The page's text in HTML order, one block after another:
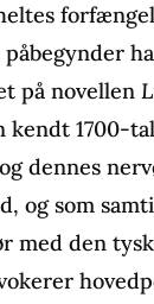
på novellen
kendt 1700-
dennes
og som
med den